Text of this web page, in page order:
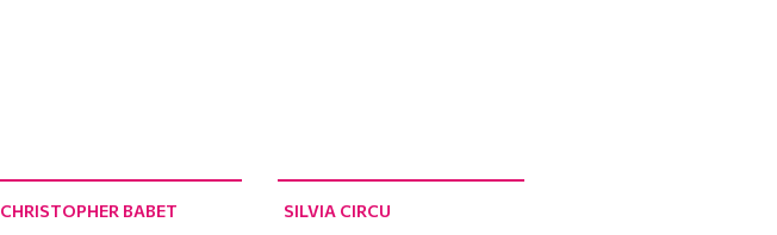
CHRISTOPHER BABET SILVIA CIRCU